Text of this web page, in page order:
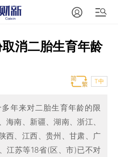
消二胎生育年龄
T中
年来对二胎生育年龄的限
海南、新疆、湖南、浙江、
西、江西、贵州、甘肃、广
江苏等18省(区、市)已不对